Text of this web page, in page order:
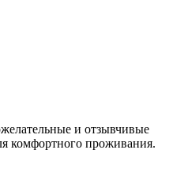
и отзывчивые
комфортного проживания.